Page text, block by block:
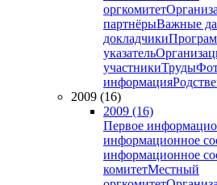
оргкомитет
партнёрыВажные
докладчики
указатель
участникиТруды
информация
2009 (16)
2009 (16)
Первое
информационное
информационное
комитетМестный